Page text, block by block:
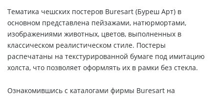
Тематика чешских постеров Buresart (Буреш Арт) в
основном представлена пейзажами, натюрмортами,
изображениями животных, цветов, выполненных в
классическом реалистическом стиле. Постеры
распечатаны на текстурированной бумаге под имитацию
холста, что позволяет оформлять их в рамки без стекла.
Ознакомившись с каталогами фирмы Buresart на